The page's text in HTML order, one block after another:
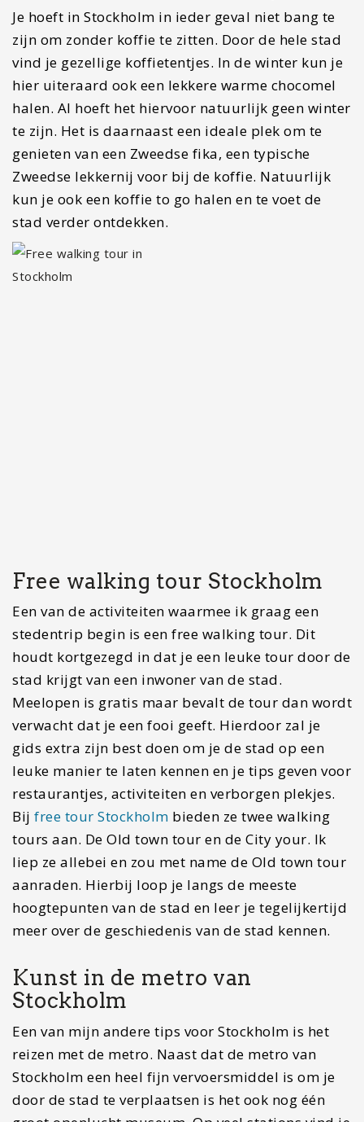
Je hoeft in Stockholm in ieder geval niet bang te
zijn om zonder koffie te zitten. Door de hele stad
vind je gezellige koffietentjes. In de winter kun je
hier uiteraard ook een lekkere warme chocomel
halen. Al hoeft het hiervoor natuurlijk geen winter
te zijn. Het is daarnaast een ideale plek om te
genieten van een Zweedse fika, een typische
Zweedse lekkernij voor bij de koffie. Natuurlijk
kun je ook een koffie to go halen en te voet de
stad verder ontdekken.
tours aan. De Old town tour en de City your. Ik
liep ze allebei en zou met name de Old town tour
aanraden. Hierbij loop je langs de meeste
hoogtepunten van de stad en leer je tegelijkertijd
meer over de geschiedenis van de stad kennen.
Kunst in de metro van
Stockholm
Een van mijn andere tips voor Stockholm is het
reizen met de metro. Naast dat de metro van
Stockholm een heel fijn vervoersmiddel is om je
door de stad te verplaatsen is het ook nog één
groot openlucht museum. Op veel stations vind je
muurschilderingen, beeldwerken, mozaik. Het
maakt het reizen door de stad een activiteit op
zich. Wil je weten welke stations ik het mooiste
Ben je meer opzoek naar de natuur van
Zweden? Het Zweeds pareltjeNationaal
park Björnlandetis adembenemend mooi.
Hoe kom je in Stockholm